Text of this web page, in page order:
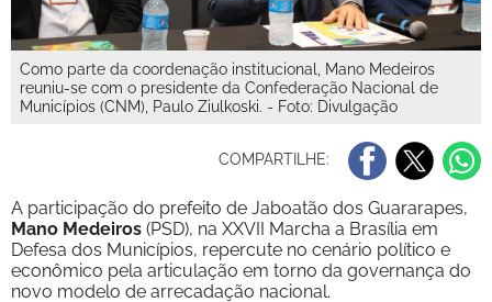
Como parte da coordenação institucional, Mano Medeiros
reuniu-se com o presidente da Confederação Nacional de
Municípios (CNM), Paulo Ziulkoski. - Foto: Divulgação
COMPARTILHE:
A participação do prefeito de Jaboatão dos Guararapes,
Mano Medeiros (PSD), na XXVII Marcha a Brasília em
Defesa dos Municípios, repercute no cenário político e
econômico pela articulação em torno da governança do
novo modelo de arrecadação nacional.